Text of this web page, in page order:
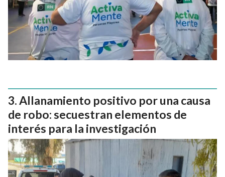
Allanamiento positivo por una causa
de robo: secuestran elementos de
interés para la investigación